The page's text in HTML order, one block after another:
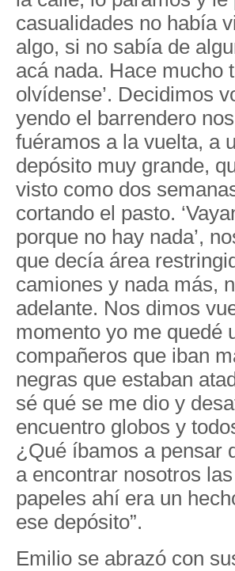
casualidades no había
algo, si no sabía de
acá nada. Hace mucho
olvídense’. Decidimos
yendo el barrendero
fuéramos a la vuelta, a
depósito muy grande,
visto como dos
cortando el pasto.
porque no hay nada’,
que decía área
camiones y nada más,
adelante. Nos dimos
momento yo me quedé
compañeros que iban
negras que estaban
sé qué se me dio y
encuentro globos y
¿Qué íbamos a pensar
a encontrar nosotros
papeles ahí era un
ese depósito”.
Emilio se abrazó con